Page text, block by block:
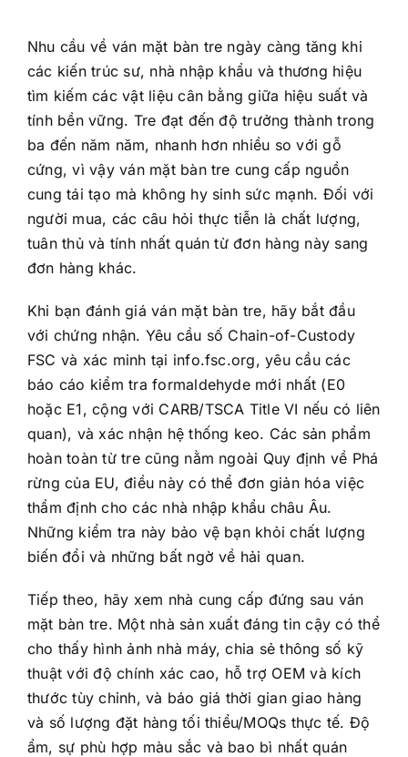
Nhu cầu về ván mặt bàn tre ngày càng tăng khi
các kiến trúc sư, nhà nhập khẩu và thương hiệu
tìm kiếm các vật liệu cân bằng giữa hiệu suất và
tính bền vững. Tre đạt đến độ trưởng thành trong
ba đến năm năm, nhanh hơn nhiều so với gỗ
cứng, vì vậy ván mặt bàn tre cung cấp nguồn
cung tái tạo mà không hy sinh sức mạnh. Đối với
người mua, các câu hỏi thực tiễn là chất lượng,
tuân thủ và tính nhất quán từ đơn hàng này sang
đơn hàng khác.
Khi bạn đánh giá ván mặt bàn tre, hãy bắt đầu
với chứng nhận. Yêu cầu số Chain-of-Custody
FSC và xác minh tại info.fsc.org, yêu cầu các
báo cáo kiểm tra formaldehyde mới nhất (E0
hoặc E1, cộng với CARB/TSCA Title VI nếu có liên
quan), và xác nhận hệ thống keo. Các sản phẩm
hoàn toàn từ tre cũng nằm ngoài Quy định về Phá
rừng của EU, điều này có thể đơn giản hóa việc
thẩm định cho các nhà nhập khẩu châu Âu.
Những kiểm tra này bảo vệ bạn khỏi chất lượng
biến đổi và những bất ngờ về hải quan.
Tiếp theo, hãy xem nhà cung cấp đứng sau ván
mặt bàn tre. Một nhà sản xuất đáng tin cậy có thể
cho thấy hình ảnh nhà máy, chia sẻ thông số kỹ
thuật với độ chính xác cao, hỗ trợ OEM và kích
thước tùy chỉnh, và báo giá thời gian giao hàng
và số lượng đặt hàng tối thiểu/MOQs thực tế. Độ
ẩm, sự phù hợp màu sắc và bao bì nhất quán